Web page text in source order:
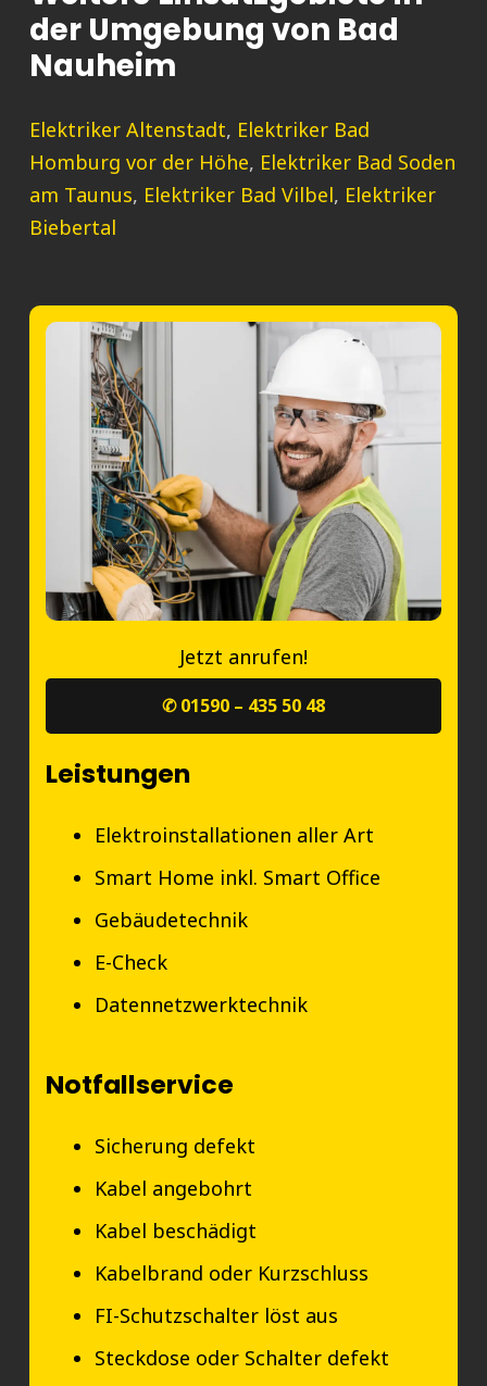
der Umgebung von Bad
Nauheim
Elektriker Altenstadt, Elektriker Bad
Homburg vor der Höhe, Elektriker Bad Soden
am Taunus, Elektriker Bad Vilbel, Elektriker
Biebertal
Jetzt anrufen!
✆ 01590 – 435 50 48
Leistungen
Elektroinstallationen aller Art
Smart Home inkl. Smart Office
Gebäudetechnik
E-Check
Datennetzwerktechnik
Notfallservice
Sicherung defekt
Kabel angebohrt
Kabel beschädigt
Kabelbrand oder Kurzschluss
FI-Schutzschalter löst aus
Steckdose oder Schalter defekt